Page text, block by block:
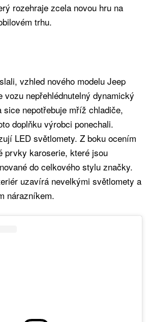
rozehraje zcela novou hru na
trhu.
vzhled nového modelu Jeep
vozu nepřehlédnutelný dynamický
nepotřebuje mříž chladiče,
doplňku výrobci ponechali.
LED světlomety. Z boku ocením
prvky karoserie, které jsou
do celkového stylu značky.
uzavírá nevelkými světlomety a
nárazníkem.